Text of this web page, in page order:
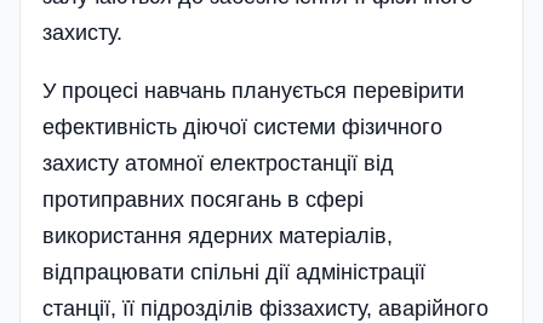
захисту.
У процесі навчань планується перевірити
ефективність діючої системи фізичного
захисту атомної електростанції від
протиправних посягань в сфері
використання ядерних матеріалів,
відпрацювати спільні дії адміністрації
станції, її підрозділів фіззахисту, аварійного